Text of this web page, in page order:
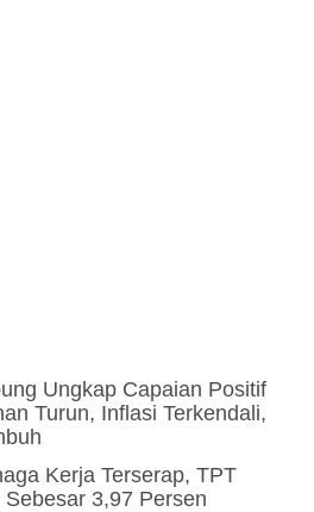
Ungkap Capaian Positif
Turun, Inflasi Terkendali,
Kerja Terserap, TPT
3,97 Persen